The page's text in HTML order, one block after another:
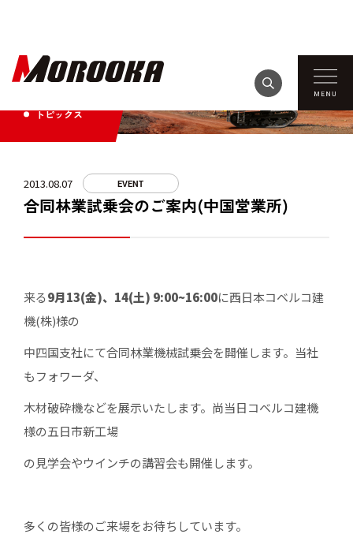
トピックス
2013.08.07 EVENT
合同林業試乗会のご案内(中国営業所)
来る9月13(金)、14(土) 9:00~16:00に西日本コベルコ建
機(株)様の
中四国支社にて合同林業機械試乗会を開催します。当社
もフォワーダ、
木材破砕機などを展示いたします。尚当日コベルコ建機
様の五日市新工場
の見学会やウインチの講習会も開催します。
多くの皆様のご来場をお待ちしています。